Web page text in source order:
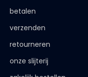
betalen
verzenden
retourneren
onze slijterij